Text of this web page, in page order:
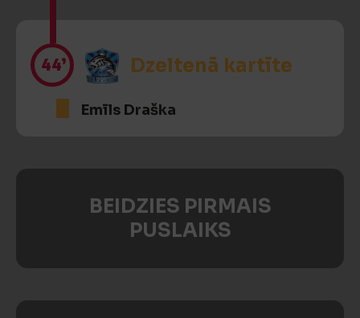
44’ Dzeltenā kartīte
Emīls Draška
BEIDZIES PIRMAIS
PUSLAIKS